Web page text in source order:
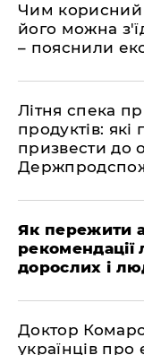
Чим корисний
його можна
– пояснили
Літня спека
продуктів:
призвести до
Як пережити
рекомендації
дорослих і
Доктор
українців